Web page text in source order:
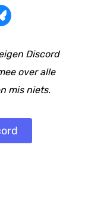
Discord
over alle
mis niets.